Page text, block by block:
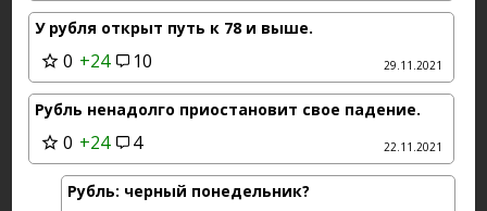
29.11.2021
У рубля открыт путь к 78 и выше.
0 +24 10
22.11.2021
Рубль ненадолго приостановит свое падение.
0 +24 4
Рубль: черный понедельник?